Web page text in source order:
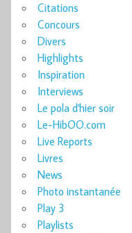
Citations
Concours
Divers
Highlights
Inspiration
Interviews
Le pola d'hier soir
Le-HibOO.com
Live Reports
Livres
News
Photo instantanée
Play 3
Playlists